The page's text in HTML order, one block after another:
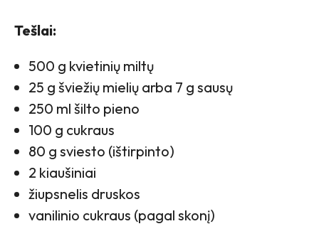
Tešlai:
500 g kvietinių miltų
25 g šviežių mielių arba 7 g sausų
250 ml šilto pieno
100 g cukraus
80 g sviesto (ištirpinto)
2 kiaušiniai
žiupsnelis druskos
vanilinio cukraus (pagal skonį)